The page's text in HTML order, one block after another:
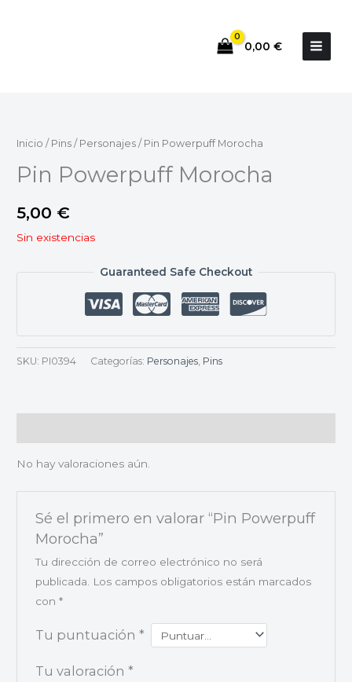
0,00 €
Inicio / Pins / Personajes / Pin Powerpuff Morocha
Pin Powerpuff Morocha
5,00 €
Sin existencias
Guaranteed Safe Checkout
SKU: PI0394 Categorías: Personajes, Pins
No hay valoraciones aún.
Sé el primero en valorar “Pin Powerpuff
Morocha”
Tu dirección de correo electrónico no será
publicada.
Los campos obligatorios están marcados
con *
Tu puntuación *
Tu valoración *